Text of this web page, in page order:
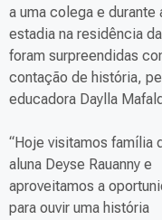
a uma colega e durante
estadia na residência
foram surpreendidas
contação de história,
educadora Daylla
“Hoje visitamos família
aluna Deyse Rauanny e
aproveitamos a
para ouvir uma história